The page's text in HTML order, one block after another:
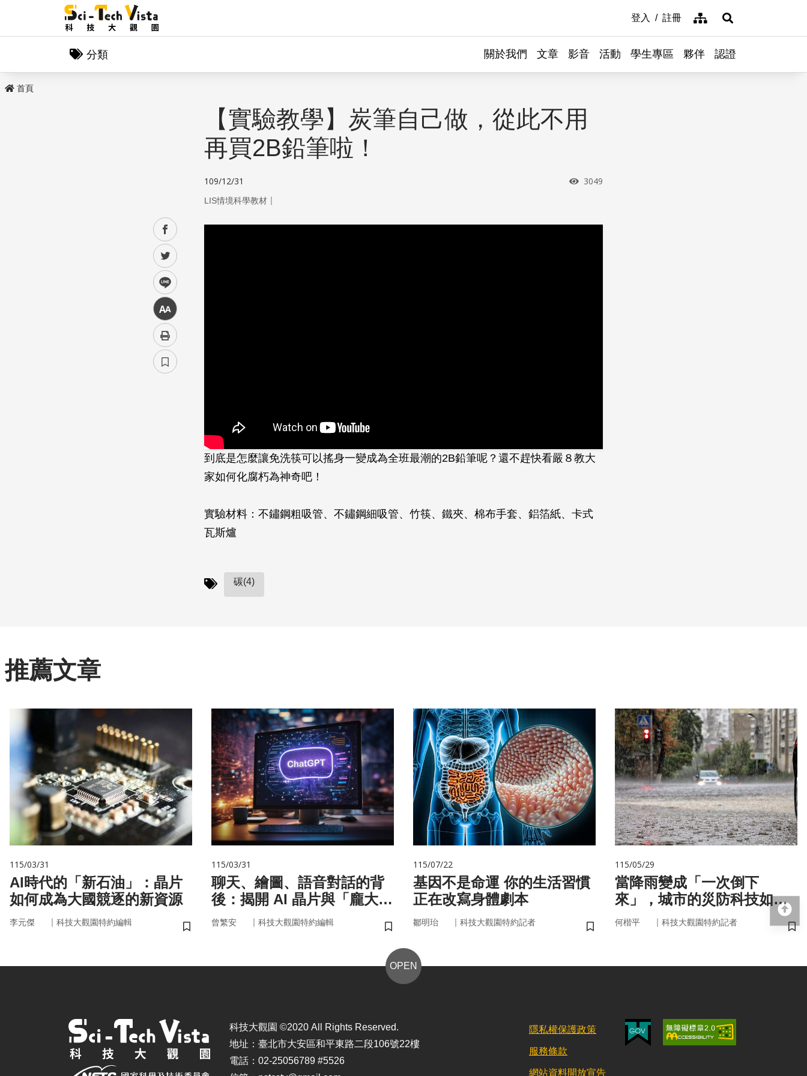
登入 註冊 網站導覽展開搜尋
分類 關於我們 文章 影音 活動 學生專區 夥伴 認證
首頁
facebook
twitter
line
中
【實驗教學】炭筆自己做，從此不用
再買2B鉛筆啦！
109/12/31 瀏覽次數
3049
LIS情境科學教材 ｜
到底是怎麼讓免洗筷可以搖身一變成為全班最潮的2B鉛筆呢？還不趕快看嚴８教大
家如何化腐朽為神奇吧！
實驗材料：不鏽鋼粗吸管、不鏽鋼細吸管、竹筷、鐵夾、棉布手套、鋁箔紙、卡式
瓦斯爐
碳(4)
推薦文章
115/03/31
AI時代的「新石油」：晶片
如何成為大國競逐的新資源
李元傑 ｜ 科技大觀園特約編輯
儲存書籤
115/03/31
聊天、繪圖、語音對話的背
後：揭開 AI 晶片與「龐大算
力」的真面目
曾繁安 ｜ 科技大觀園特約編輯
儲存書籤
115/07/22
基因不是命運 你的生活習慣
正在改寫身體劇本
鄒明珆 ｜ 科技大觀園特約記者
儲存書籤
115/05/29
當降雨變成「一次倒下
來」，城市的災防科技如何
即時應變？
何楷平 ｜ 科技大觀園特約記者
儲
OPEN
科技大觀園 ©2020 All Rights Reserved.
地址：臺北市大安區和平東路二段106號22樓
電話：02-25056789 #5526
隱私權保護政策
服務條款
網站資料開放宣告
回